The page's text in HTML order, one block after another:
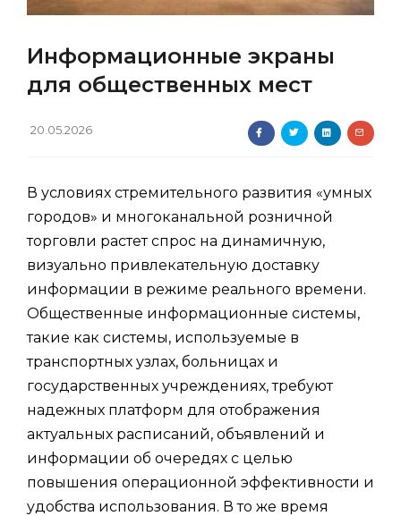
Информационные экраны
для общественных мест
20.05.2026
В условиях стремительного развития «умных
городов» и многоканальной розничной
торговли растет спрос на динамичную,
визуально привлекательную доставку
информации в режиме реального времени.
Общественные информационные системы,
такие как системы, используемые в
транспортных узлах, больницах и
государственных учреждениях, требуют
надежных платформ для отображения
актуальных расписаний, объявлений и
информации об очередях с целью
повышения операционной эффективности и
удобства использования. В то же время